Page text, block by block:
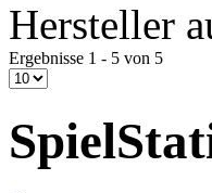
Hersteller
Ergebnisse 1 - 5 von 5